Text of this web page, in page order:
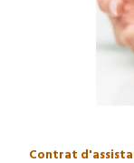
Contrat